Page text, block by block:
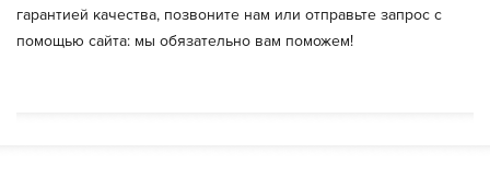
гарантией качества, позвоните нам или отправьте запрос с
помощью сайта: мы обязательно вам поможем!